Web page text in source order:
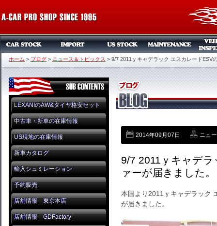
ホーム > ブログ > ニュース＆トピックス > 9/7 2011ｙキャデラック エスカレードESV
LEXANIのAW&タイヤ格安セット
中古車・新車の在庫情報
US現地の在庫情報
新車カタログ
輸入シュミレーション
予約販売
店舗情報 東京本店
店舗情報 GDFactory
2014年09月07日 ニュ
9/7 2011ｙキャデ
ァーが届きました。
本国より2011ｙキャデラック
が届きました。